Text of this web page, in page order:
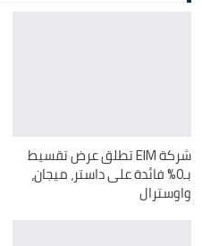
شركة EIM تطلق عرض تقسيط
بـ0% فائدة على داستر، ميجان،
واوسترال